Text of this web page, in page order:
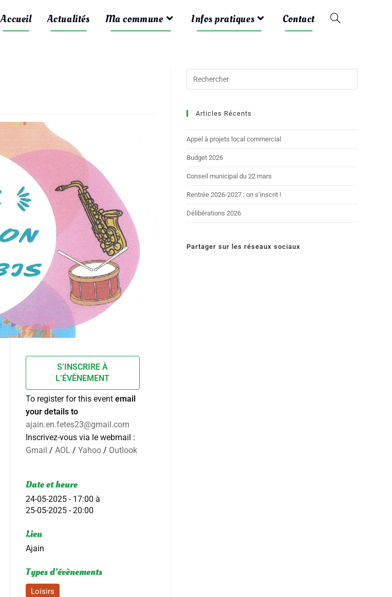
Accueil Actualités Ma commune Infos pratiques Contact
S’INSCRIRE À
L’ÉVÈNEMENT
To register for this event email
your details to
ajain.en.fetes23@gmail.com
Inscrivez-vous via le webmail :
Gmail / AOL / Yahoo / Outlook
Date et heure
24-05-2025 - 17:00 à
25-05-2025 - 20:00
Lieu
Ajain
Types d’évènements
Loisirs
Articles Récents
Appel à projets local commercial
Budget 2026
Conseil municipal du 22 mars
Rentrée 2026-2027 : on s’inscrit !
Délibérations 2026
Partager sur les réseaux sociaux